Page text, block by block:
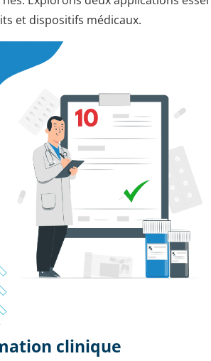
et dispositifs médicaux.
clinique